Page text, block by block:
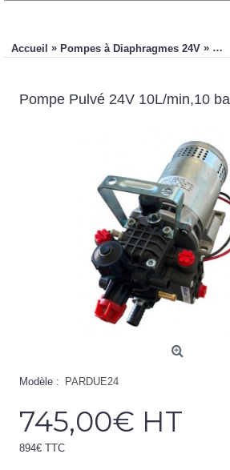
Accueil »Pompes à Diaphragmes 24V »
Pompe Pulvé 24V 10L/min,10
Modèle : PARDUE24
745,00€ HT
894€ TTC